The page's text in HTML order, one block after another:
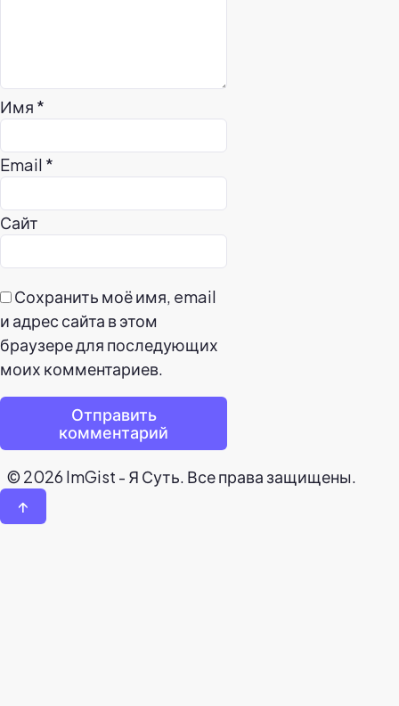
Имя *
Email *
Сайт
Сохранить моё имя, email
и адрес сайта в этом
браузере для последующих
моих комментариев.
Отправить
комментарий
© 2026 ImGist - Я Суть. Все права защищены.
↑